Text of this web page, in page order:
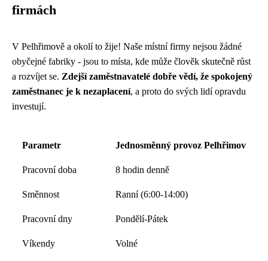
firmách
V Pelhřimově a okolí to žije! Naše místní firmy nejsou žádné
obyčejné fabriky - jsou to místa, kde může člověk skutečně růst
a rozvíjet se. Zdejší zaměstnavatelé dobře vědí, že spokojený
zaměstnanec je k nezaplacení, a proto do svých lidí opravdu
investují.
Parametr Jednosměnný provoz Pelhřimov
Pracovní doba 8 hodin denně
Směnnost Ranní (6:00-14:00)
Pracovní dny Pondělí-Pátek
Víkendy Volné